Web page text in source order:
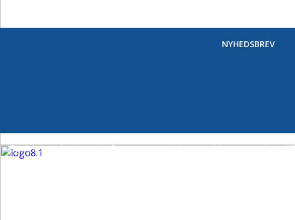
NYHEDSBREV
Cookies make it easier for us to provide you with our services.